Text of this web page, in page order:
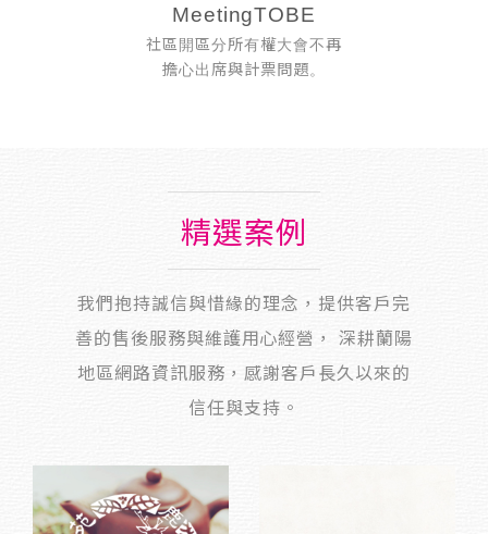
MeetingTOBE
社區開區分所有權大會不再
擔心出席與計票問題。
精選案例
我們抱持誠信與惜緣的理念，提供客戶完
善的售後服務與維護用心經營， 深耕蘭陽
地區網路資訊服務，感謝客戶長久以來的
信任與支持。